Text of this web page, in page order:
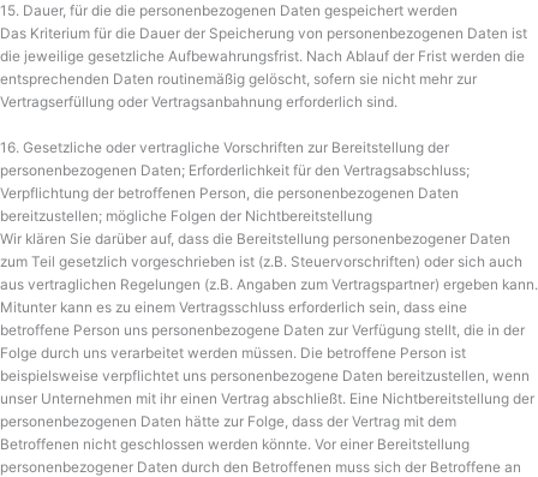
15. Dauer, für die die personenbezogenen Daten gespeichert werden
Das Kriterium für die Dauer der Speicherung von personenbezogenen Daten ist
die jeweilige gesetzliche Aufbewahrungsfrist. Nach Ablauf der Frist werden die
entsprechenden Daten routinemäßig gelöscht, sofern sie nicht mehr zur
Vertragserfüllung oder Vertragsanbahnung erforderlich sind.
16. Gesetzliche oder vertragliche Vorschriften zur Bereitstellung der
personenbezogenen Daten; Erforderlichkeit für den Vertragsabschluss;
Verpflichtung der betroffenen Person, die personenbezogenen Daten
bereitzustellen; mögliche Folgen der Nichtbereitstellung
Wir klären Sie darüber auf, dass die Bereitstellung personenbezogener Daten
zum Teil gesetzlich vorgeschrieben ist (z.B. Steuervorschriften) oder sich auch
aus vertraglichen Regelungen (z.B. Angaben zum Vertragspartner) ergeben kann.
Mitunter kann es zu einem Vertragsschluss erforderlich sein, dass eine
betroffene Person uns personenbezogene Daten zur Verfügung stellt, die in der
Folge durch uns verarbeitet werden müssen. Die betroffene Person ist
beispielsweise verpflichtet uns personenbezogene Daten bereitzustellen, wenn
unser Unternehmen mit ihr einen Vertrag abschließt. Eine Nichtbereitstellung der
personenbezogenen Daten hätte zur Folge, dass der Vertrag mit dem
Betroffenen nicht geschlossen werden könnte. Vor einer Bereitstellung
personenbezogener Daten durch den Betroffenen muss sich der Betroffene an